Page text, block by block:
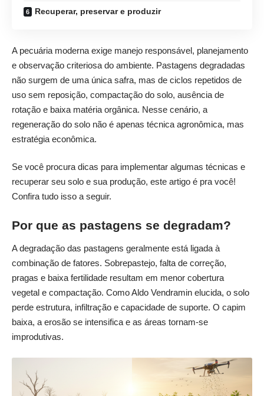
Recuperar, preservar e produzir
A pecuária moderna exige manejo responsável, planejamento
e observação criteriosa do ambiente. Pastagens degradadas
não surgem de uma única safra, mas de ciclos repetidos de
uso sem reposição, compactação do solo, ausência de
rotação e baixa matéria orgânica. Nesse cenário, a
regeneração do solo não é apenas técnica agronômica, mas
estratégia econômica.
Se você procura dicas para implementar algumas técnicas e
recuperar seu solo e sua produção, este artigo é pra você!
Confira tudo isso a seguir.
Por que as pastagens se degradam?
A degradação das pastagens geralmente está ligada à
combinação de fatores. Sobrepastejo, falta de correção,
pragas e baixa fertilidade resultam em menor cobertura
vegetal e compactação. Como Aldo Vendramin elucida, o solo
perde estrutura, infiltração e capacidade de suporte. O capim
baixa, a erosão se intensifica e as áreas tornam-se
improdutivas.